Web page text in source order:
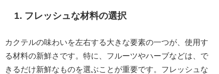
1. フレッシュな材料の選択
カクテルの味わいを左右する大きな要素の一つが、使用す
る材料の新鮮さです。特に、フルーツやハーブなどは、で
きるだけ新鮮なものを選ぶことが重要です。フレッシュな